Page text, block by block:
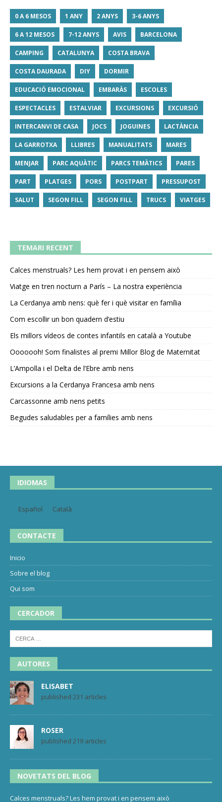
0 A 6 MESOS 1 ANY 2 ANYS 3-6 ANYS
6 A 12 MESOS 7-12 ANYS AVIS BARCELONA
CAMPING CATALUNYA COSTA BRAVA
COSTA DAURADA DIY DORMIR
EDUCACIÓ EMOCIONAL EMBARÀS ESCOLES
ESPECTACLES ESTALVIAR EXCURSIONS EXCURSIÓ
INTERCANVI DE CASA JOCS JOGUINES LACTÀNCIA
LA GARROTXA LLIBRES MANUALITATS MARES
MENJAR PARC AQUÀTIC PARCS TEMÀTICS PARES
PART PLATGES PORS POSTPART PRESSUPOST
SALUT SEGON FILL SEGON FILL TRUCS VIATGES
TEMARI RECENT
Calces menstruals? Les hem provat i en pensem això
Viatge en tren nocturn a París – La nostra experiència
La Cerdanya amb nens: què fer i què visitar en família
Com escollir un bon quadern d’estiu
Els millors vídeos de contes infantils en català a Youtube
Ooooooh! Som finalistes al premi Millor Blog de Maternitat
L’Ampolla i el Delta de l’Ebre amb nens
Excursions a la Cerdanya Francesa amb nens
Carcassonne amb nens petits
Begudes saludables per a famílies amb nens
IDIOMAS
Español Català
CONTACTE
Inicio
Sobre el blog
Qui som
CERCADOR
AUTORES
ELISABET
published 231 articles
ROSER
published 219 articles
NOVETATS DEL BLOG
Calces menstruals? Les hem provat i en pensem això